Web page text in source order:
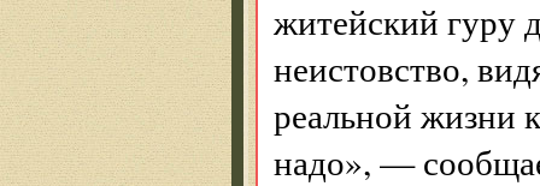
житейский гуру
неистовство,
реальной жизни
надо», —